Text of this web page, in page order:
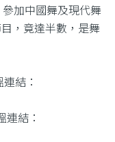
加中國舞及現代舞
，竟達半數，是舞
結：
連結：